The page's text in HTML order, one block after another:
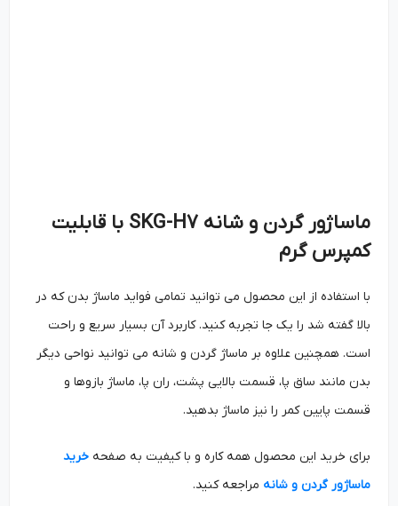
ماساژور گر دن و شانهSKG-H7
با قابلیت
کمپرس گرم
با استفاده از این محصول می توانید تمامی فواید ماساژ بدن که در
بالا گفته شد را یک جا تجربه کنید. کاربرد آن بسیار سریع و راحت
است. همچنین علاوه بر ماساژ گردن و شانه می توانید نواحی دیگر
بدن مانند ساق پا، قسمت بالایی پشت، ران پا، ماساژ بازوها و
قسمت پایین کمر را نیز ماساژ بدهید.
برای خرید این محصول همه کاره و با کیفیت به صفحهخرید
ماساژور گردن و شانه مراجعه کنید.